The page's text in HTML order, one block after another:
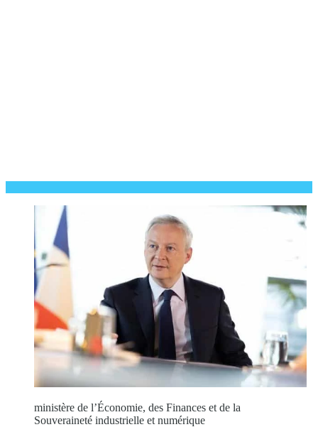
ministère de l’Économie, des Finances et de la
Souveraineté industrielle et numérique